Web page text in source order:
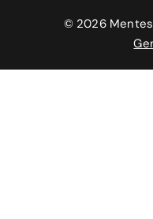
© 2026